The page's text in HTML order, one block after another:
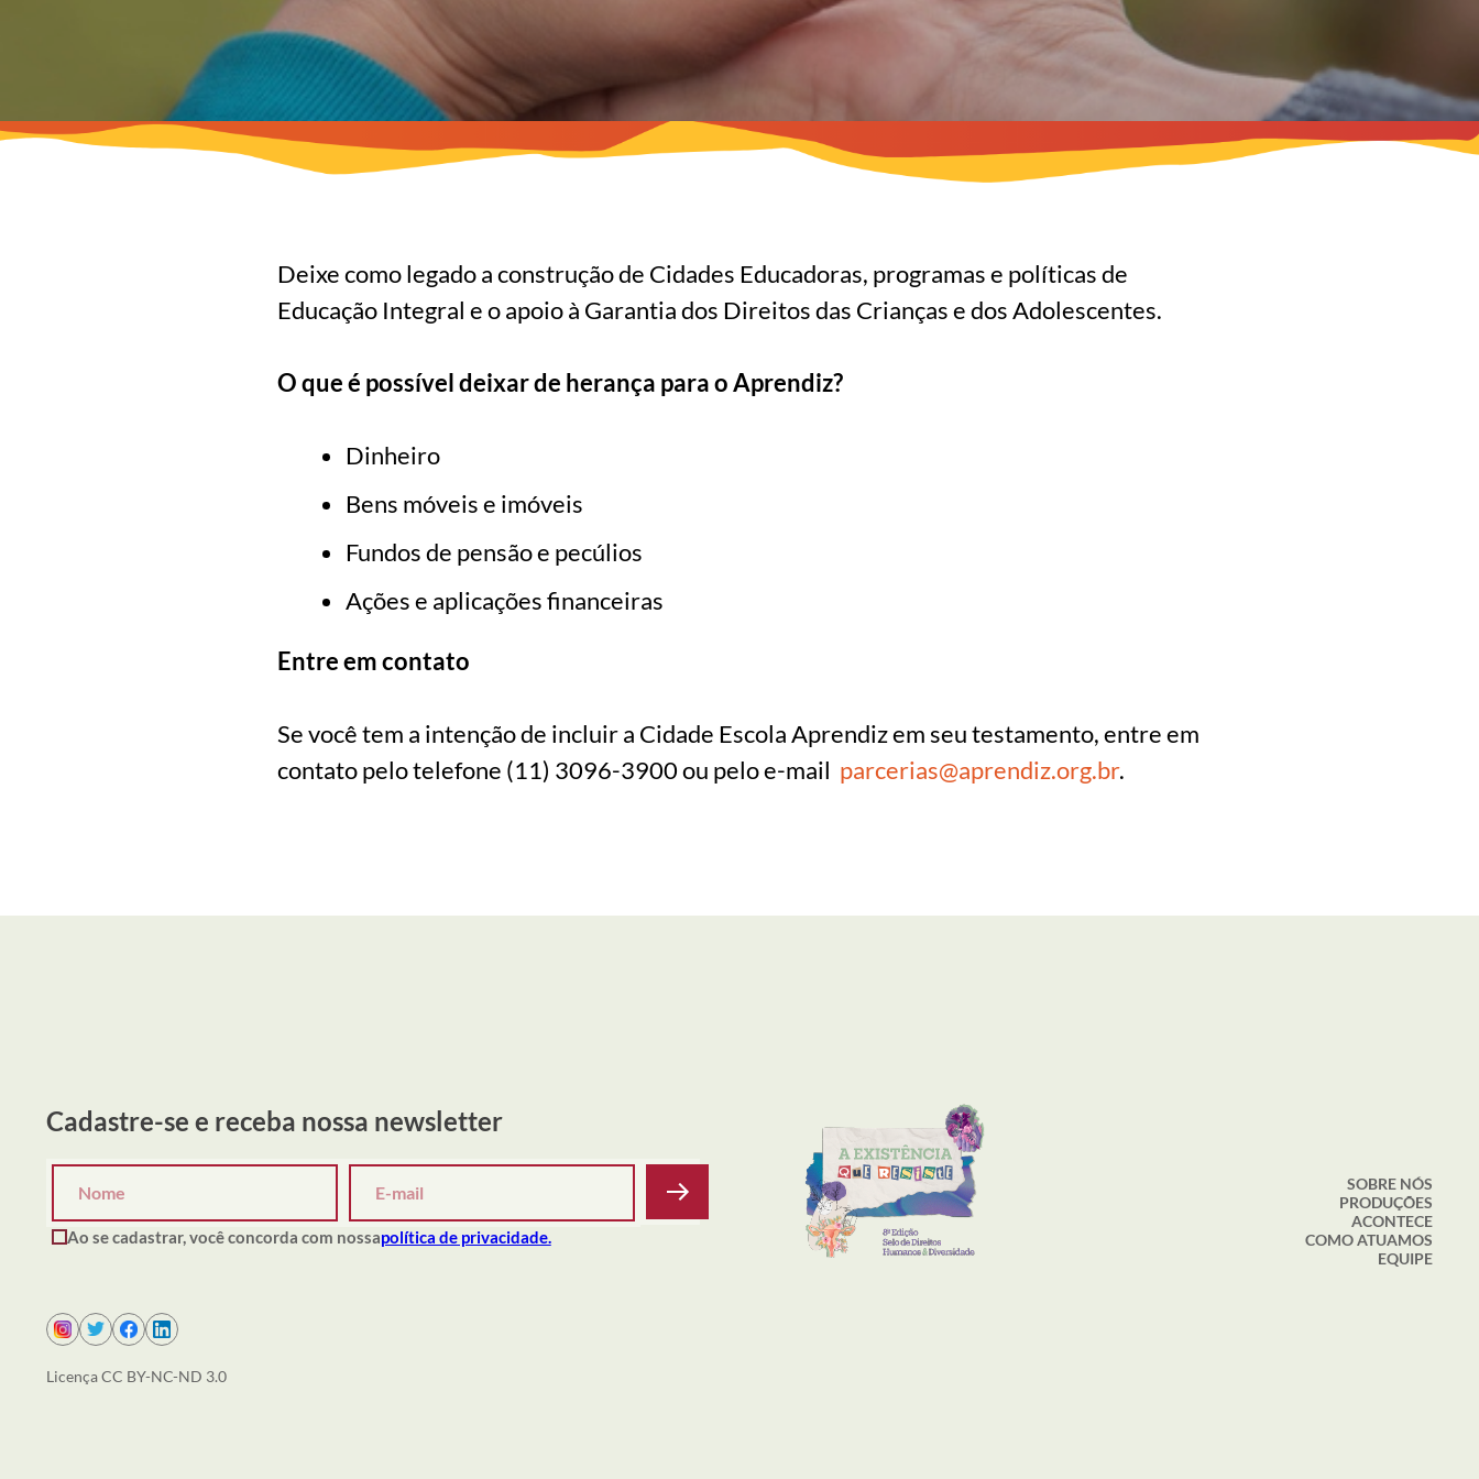
Deixe como legado a construção de Cidades Educadoras, programas e políticas de
Educação Integral e o apoio à Garantia dos Direitos das Crianças e dos Adolescentes.
O que é possível deixar de herança para o Aprendiz?
Dinheiro
Bens móveis e imóveis
Fundos de pensão e pecúlios
Ações e aplicações financeiras
Entre em contato
Se você tem a intenção de incluir a Cidade Escola Aprendiz em seu testamento, entre em
contato pelo telefone (11) 3096-3900 ou pelo e-mail parcerias@aprendiz.org.br.
Cadastre-se e receba nossa newsletter
Ao se cadastrar, você concorda com nossapolítica de privacidade.
Licença CC BY-NC-ND 3.0
SOBRE NÓS
PRODUÇÕES
ACONTECE
COMO ATUAMOS
EQUIPE